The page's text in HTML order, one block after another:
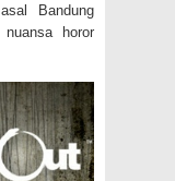
Bandung
horor